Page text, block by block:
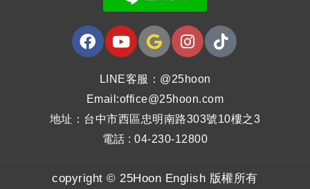
LINE客服：@25hoon
Email:office@25hoon.com
地址：台中市西區忠明南路303號10樓之3
電話 : 04-230-12800
copyright © 25Hoon English 版權所有